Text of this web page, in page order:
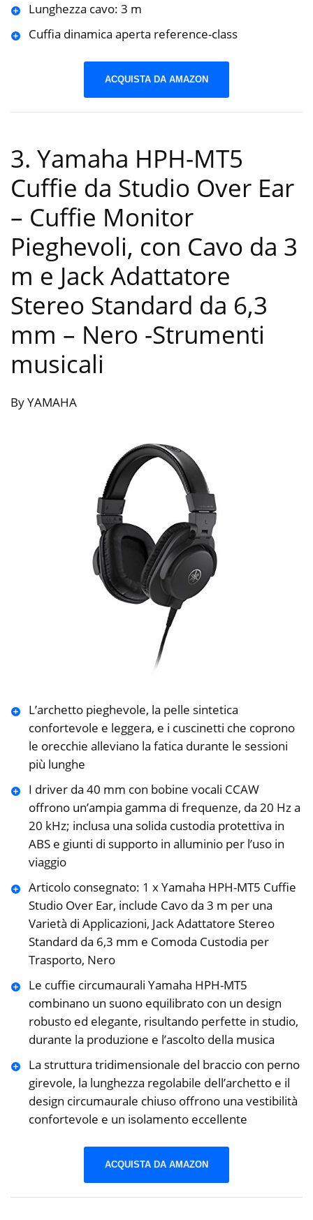
Lunghezza cavo: 3 m
Cuffia dinamica aperta reference-class
ACQUISTA DA AMAZON
3. Yamaha HPH-MT5
Cuffie da Studio Over Ear
– Cuffie Monitor
Pieghevoli, con Cavo da 3
m e Jack Adattatore
Stereo Standard da 6,3
mm – Nero -Strumenti
musicali
By YAMAHA
L’archetto pieghevole, la pelle sintetica
confortevole e leggera, e i cuscinetti che coprono
le orecchie alleviano la fatica durante le sessioni
più lunghe
I driver da 40 mm con bobine vocali CCAW
offrono un’ampia gamma di frequenze, da 20 Hz a
20 kHz; inclusa una solida custodia protettiva in
ABS e giunti di supporto in alluminio per l’uso in
viaggio
Articolo consegnato: 1 x Yamaha HPH-MT5 Cuffie
Studio Over Ear, include Cavo da 3 m per una
Varietà di Applicazioni, Jack Adattatore Stereo
Standard da 6,3 mm e Comoda Custodia per
Trasporto, Nero
Le cuffie circumaurali Yamaha HPH-MT5
combinano un suono equilibrato con un design
robusto ed elegante, risultando perfette in studio,
durante la produzione e l’ascolto della musica
La struttura tridimensionale del braccio con perno
girevole, la lunghezza regolabile dell’archetto e il
design circumaurale chiuso offrono una vestibilità
confortevole e un isolamento eccellente
ACQUISTA DA AMAZON